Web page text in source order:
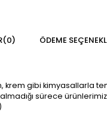
(0) ÖDEME
krem gibi kimyasallarla
sürece